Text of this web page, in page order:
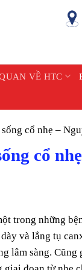
VỀ HTC
cổ nhẹ –
cổ
trong những
và lắng tụ
lâm sàng.